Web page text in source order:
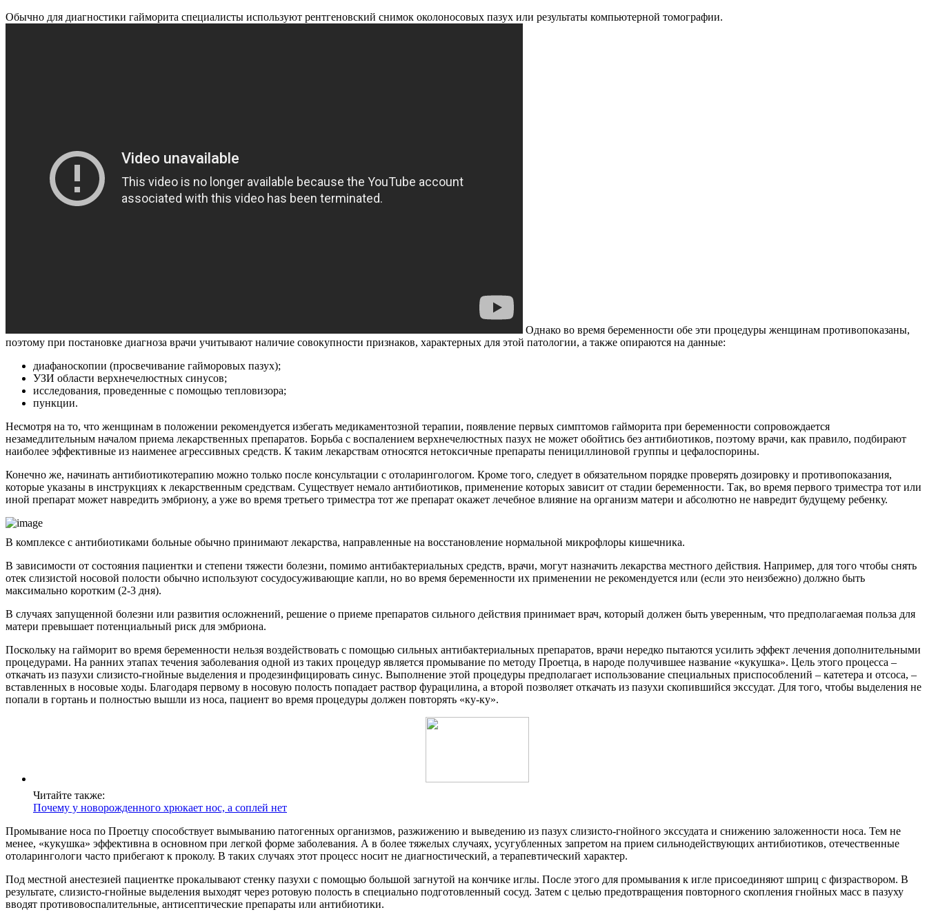
Обычно для диагностики гайморита специалисты используют рентгеновский снимок околоносовых пазух или результаты компьютерной томографии.
Однако во время беременности обе эти процедуры женщинам противопоказаны,
поэтому при постановке диагноза врачи учитывают наличие совокупности признаков, характерных для этой патологии, а также опираются на данные:
диафаноскопии (просвечивание гайморовых пазух);
УЗИ области верхнечелюстных синусов;
исследования, проведенные с помощью тепловизора;
пункции.
Несмотря на то, что женщинам в положении рекомендуется избегать медикаментозной терапии, появление первых симптомов гайморита при беременности сопровождается
незамедлительным началом приема лекарственных препаратов. Борьба с воспалением верхнечелюстных пазух не может обойтись без антибиотиков, поэтому врачи, как правило, подбирают
наиболее эффективные из наименее агрессивных средств. К таким лекарствам относятся нетоксичные препараты пенициллиновой группы и цефалоспорины.
Конечно же, начинать антибиотикотерапию можно только после консультации с отоларингологом. Кроме того, следует в обязательном порядке проверять дозировку и противопоказания,
которые указаны в инструкциях к лекарственным средствам. Существует немало антибиотиков, применение которых зависит от стадии беременности. Так, во время первого триместра тот или
иной препарат может навредить эмбриону, а уже во время третьего триместра тот же препарат окажет лечебное влияние на организм матери и абсолютно не навредит будущему ребенку.
В комплексе с антибиотиками больные обычно принимают лекарства, направленные на восстановление нормальной микрофлоры кишечника.
В зависимости от состояния пациентки и степени тяжести болезни, помимо антибактериальных средств, врачи, могут назначить лекарства местного действия. Например, для того чтобы снять
отек слизистой носовой полости обычно используют сосудосуживающие капли, но во время беременности их применении не рекомендуется или (если это неизбежно) должно быть
максимально коротким (2-3 дня).
В случаях запущенной болезни или развития осложнений, решение о приеме препаратов сильного действия принимает врач, который должен быть уверенным, что предполагаемая польза для
матери превышает потенциальный риск для эмбриона.
Поскольку на гайморит во время беременности нельзя воздействовать с помощью сильных антибактериальных препаратов, врачи нередко пытаются усилить эффект лечения дополнительными
процедурами. На ранних этапах течения заболевания одной из таких процедур является промывание по методу Проетца, в народе получившее название «кукушка». Цель этого процесса –
откачать из пазухи слизисто-гнойные выделения и продезинфицировать синус. Выполнение этой процедуры предполагает использование специальных приспособлений – катетера и отсоса, –
вставленных в носовые ходы. Благодаря первому в носовую полость попадает раствор фурацилина, а второй позволяет откачать из пазухи скопившийся экссудат. Для того, чтобы выделения не
попали в гортань и полностью вышли из носа, пациент во время процедуры должен повторять «ку-ку».
Читайте также:
Почему у новорожденного хрюкает нос, а соплей нет
Промывание носа по Проетцу способствует вымыванию патогенных организмов, разжижению и выведению из пазух слизисто-гнойного экссудата и снижению заложенности носа. Тем не
менее, «кукушка» эффективна в основном при легкой форме заболевания. А в более тяжелых случаях, усугубленных запретом на прием сильнодействующих антибиотиков, отечественные
отоларингологи часто прибегают к проколу. В таких случаях этот процесс носит не диагностический, а терапевтический характер.
Под местной анестезией пациентке прокалывают стенку пазухи с помощью большой загнутой на кончике иглы. После этого для промывания к игле присоединяют шприц с физраствором. В
результате, слизисто-гнойные выделения выходят через ротовую полость в специально подготовленный сосуд. Затем с целью предотвращения повторного скопления гнойных масс в пазуху
вводят противовоспалительные, антисептические препараты или антибиотики.